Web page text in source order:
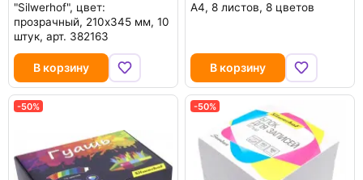
"Silwerhof", цвет:
прозрачный, 210x345 мм, 10
штук, арт. 382163
В корзину
А4, 8 листов, 8 цветов
В корзину
-50% -50%